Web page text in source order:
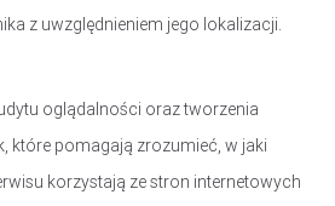
z uwzględnieniem jego lokalizacji.
oglądalności oraz tworzenia
które pomagają zrozumieć, w jaki
korzystają ze stron internetowych